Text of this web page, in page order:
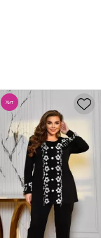
Хит